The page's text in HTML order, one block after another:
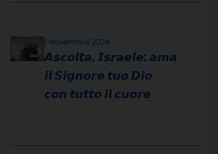
1 Novembre 2024
𝘼𝙨𝙘𝙤𝙡𝙩𝙖, 𝙄𝙨𝙧𝙖𝙚𝙡𝙚: 𝙖𝙢𝙖
𝙞𝙡 𝙎𝙞𝙜𝙣𝙤𝙧𝙚 𝙩𝙪𝙤 𝘿𝙞𝙤
𝙘𝙤𝙣 𝙩𝙪𝙩𝙩𝙤 𝙞𝙡 𝙘𝙪𝙤𝙧𝙚